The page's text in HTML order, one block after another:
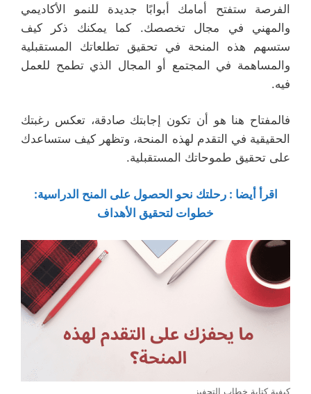
الفرصة ستفتح أمامك أبوابًا جديدة للنمو الأكاديمي
والمهني في مجال تخصصك. كما يمكنك ذكر كيف
ستسهم هذه المنحة في تحقيق تطلعاتك المستقبلية
والمساهمة في المجتمع أو المجال الذي تطمح للعمل
فيه.
فالمفتاح هنا هو أن تكون إجابتك صادقة، تعكس رغبتك
الحقيقية في التقدم لهذه المنحة، وتظهر كيف ستساعدك
على تحقيق طموحاتك المستقبلية.
اقرأ أيضا :رحلتك نحو الحصول على المنح الدراسية:
خطوات لتحقيق الأهداف
كيفية كتابة خطاب التحفيز